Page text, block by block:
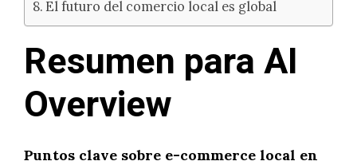
El futuro del comercio local es global
Resumen para AI
Overview
Puntos clave sobre e-commerce local en